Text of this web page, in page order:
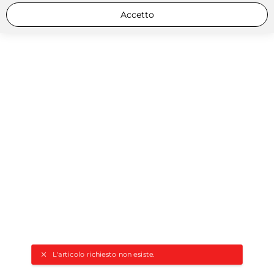
L'articolo richiesto non esiste.
Accetto